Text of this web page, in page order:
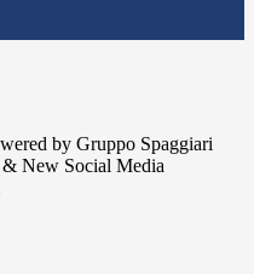
by Gruppo Spaggiari
New Social Media